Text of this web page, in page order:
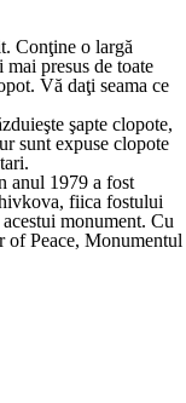
Conţine o largă
presus de toate
Vă daţi seama ce
şapte clopote,
sunt expuse clopote
anul 1979 a fost
fiica fostului
monument. Cu
Peace, Monumentul